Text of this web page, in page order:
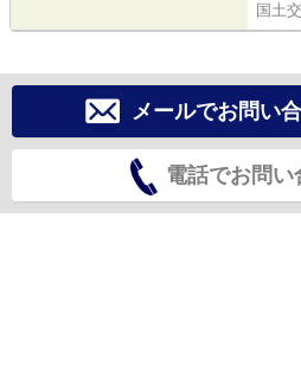
国土
メールでお問い
電話でお問い